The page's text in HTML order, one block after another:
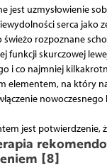
jest uzmysłowienie
serca jako
świeżo rozpoznane
funkcji skurczowej
i co najmniej
elementem, na który
jest potwierdzenie,
[8]